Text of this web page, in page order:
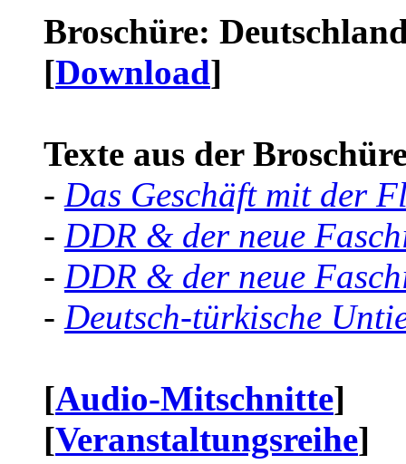
Broschüre:
[Download]
Texte aus der
- Das Geschäft mit der
- DDR & der neue
- DDR & der neue
- Deutsch-türkische
[Audio-Mitschnitte]
[Veranstaltungsreihe]